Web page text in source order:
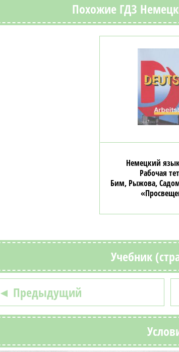
Похожие ГДЗ
Немецкий
Рабочая
Бим, Рыжова,
Учебник
◄ Предыдущий